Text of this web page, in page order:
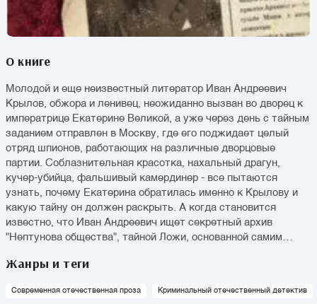
О книге
Молодой и еще неизвестный литератор Иван Андреевич
Крылов, обжора и ленивец, неожиданно вызван во дворец к
императрице Екатерине Великой, а уже через день с тайным
заданием отправлен в Москву, где его поджидает целый
отряд шпионов, работающих на различные дворцовые
партии. Соблазнительная красотка, нахальный драгун,
кучер-убийца, фальшивый камердинер - все пытаются
узнать, почему Екатерина обратилась именно к Крылову и
какую тайну он должен раскрыть. А когда становится
известно, что Иван Андреевич ищет секретный архив
"Нептунова общества", тайной Ложи, основанной самим
хранителей секрета Великого царя…
Жанры и теги
Современная отечественная проза Криминальный отечественный детектив